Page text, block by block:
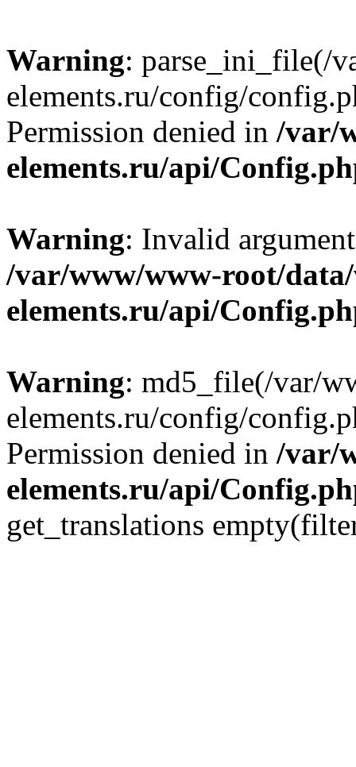
Warning: parse_ini_file(/
elements.ru/config/
Permission denied in /var/
elements.ru/api/
Warning: Invalid
/var/www/www-root/
elements.ru/api/
Warning: md5_file(/var/
elements.ru/config/
Permission denied in /var/
elements.ru/api/
get_translations